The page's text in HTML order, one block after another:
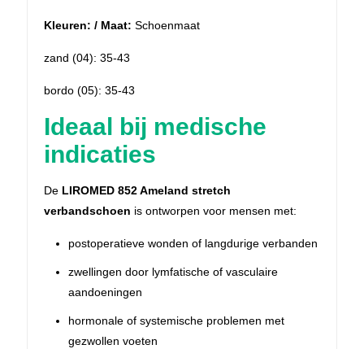
Kleuren: / Maat: Schoenmaat
zand (04): 35-43
bordo (05): 35-43
Ideaal bij medische
indicaties
De LIROMED 852 Ameland stretch
verbandschoen is ontworpen voor mensen met:
postoperatieve wonden of langdurige verbanden
zwellingen door lymfatische of vasculaire
aandoeningen
hormonale of systemische problemen met
gezwollen voeten